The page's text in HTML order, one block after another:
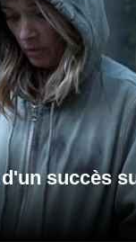
succès